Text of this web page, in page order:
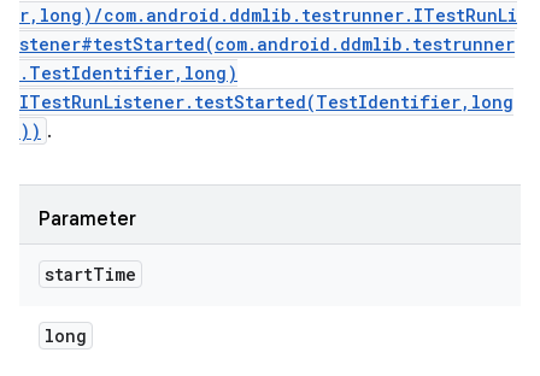
r,long)/com.android.ddmlib.testrunner.ITestRunLi
stener#testStarted(com.android.ddmlib.testrunner
.TestIdentifier,long)
ITestRunListener.testStarted(TestIdentifier,long
)) .
Parameter
startTime
long